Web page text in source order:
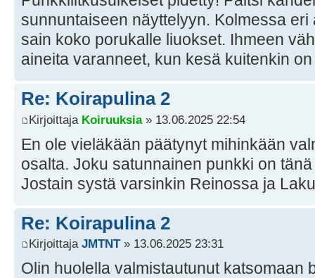
sunnuntaiseen näyttelyyn. Kolmessa
sain koko porukalle liuokset. Ihmeen
aineita varanneet, kun kesä kuitenkin
Re: Koirapulina 2
Kirjoittaja Koiruuksia» 13.06.2025 22:54
En ole vieläkään päätynyt mihinkään
osalta. Joku satunnainen punkki on
Jostain systä varsinkin Reinossa ja
Re: Koirapulina 2
Kirjoittaja JMTNT» 13.06.2025 23:31
Olin huolella valmistautunut katsomaan